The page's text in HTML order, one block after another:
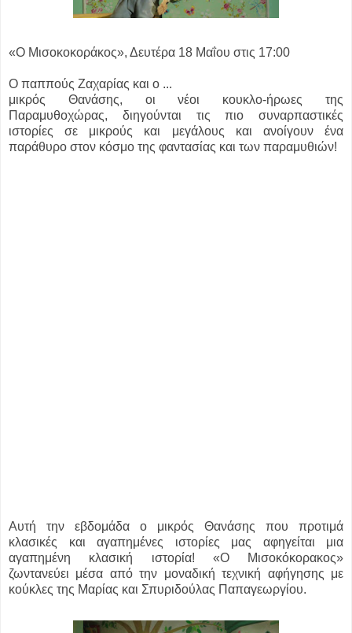
«Ο Μισοκοκοράκος», Δευτέρα 18 Μαΐου στις 17:00
Ο παππούς Ζαχαρίας και ο ...
μικρός Θανάσης, οι νέοι κουκλο-ήρωες της
Παραμυθοχώρας, διηγούνται τις πιο συναρπαστικές
ιστορίες σε μικρούς και μεγάλους και ανοίγουν ένα
παράθυρο στον κόσμο της φαντασίας και των παραμυθιών!
Αυτή την εβδομάδα ο μικρός Θανάσης που προτιμά
κλασικές και αγαπημένες ιστορίες μας αφηγείται μια
αγαπημένη κλασική ιστορία! «Ο Μισοκόκορακος»
ζωντανεύει μέσα από την μοναδική τεχνική αφήγησης με
κούκλες της Μαρίας και Σπυριδούλας Παπαγεωργίου.